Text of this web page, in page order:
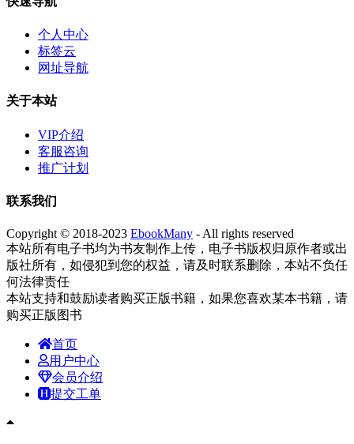
个人中心
标签云
网址导航
关于本站
VIP介绍
客服咨询
推广计划
联系我们
Copyright © 2018-2023 EbookMany - All rights reserved
本站所有电子书均为书友制作上传，电子书版权归原作者或出
版社所有，如侵犯到您的权益，请及时联系删除，本站不负任
何法律责任
本站支持和鼓励读者购买正版书籍，如果您喜欢某本书籍，请
购买正版图书
首页
用户中心
会员介绍
提交工单